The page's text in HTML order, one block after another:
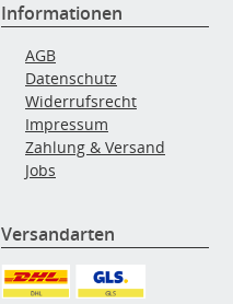
Informationen
AGB
Datenschutz
Widerrufsrecht
Impressum
Zahlung & Versand
Jobs
Versandarten